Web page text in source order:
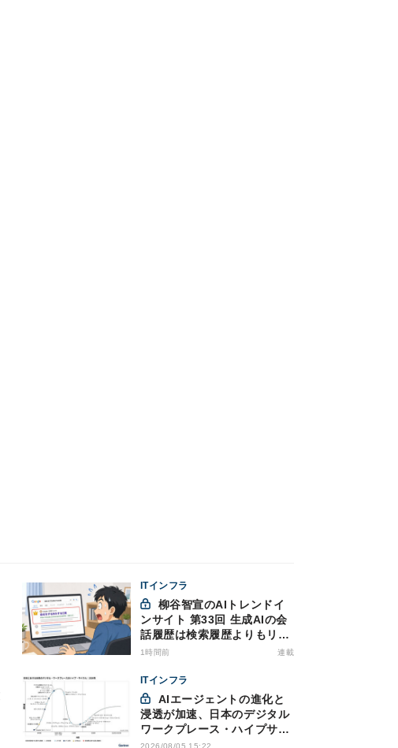
ITインフラ
ンサイト 第33回 生成AIの会
話履歴は検索履歴よりもリス
キー？今のうちに情報漏洩対
1時間前 連載
ITインフラ
浸透が加速、日本のデジタル
ワークプレース・ハイプサイ
クルをガートナーが発表
2026/08/05 15:22